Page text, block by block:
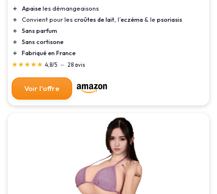
＋ Apaiseles démangeaisons
＋
Convient pour lescroûtes de lait , l’eczéma& le psoriasis
＋
Sans parfum
＋
Sans cortisone
＋
Fabriqué en France
★★★★★
★★★★★ 4,8/5 — 28 avis
Voir l'offre